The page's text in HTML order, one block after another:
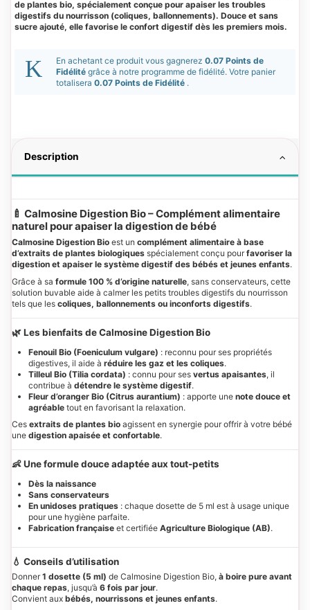
de plantes bio, spécialement conçue pour apaiser les troubles
digestifs du nourrisson (coliques, ballonnements). Douce et sans
sucre ajouté, elle favorise le confort digestif dès les premiers mois.
En achetant ce produit vous gagnerez 0.07 Points de
Fidélité grâce à notre programme de fidélité. Votre panier
totalisera 0.07 Points de Fidélité .
Description
🍼 Calmosine Digestion Bio – Complément alimentaire
naturel pour apaiser la digestion de bébé
Calmosine Digestion Bio est un complément alimentaire à base
d’extraits de plantes biologiques spécialement conçu pourfavoriser la
digestion et apaiser le système digestif des bébés et jeunes enfants.
Grâce à sa formule 100 % d’origine naturelle, sans conservateurs, cette
solution buvable aide à calmer les petits troubles digestifs du nourrisson
tels que les coliques, ballonnements ou inconforts digestifs.
🌿 Les bienfaits de Calmosine Digestion Bio
Fenouil Bio (Foeniculum vulgare) : reconnu pour ses propriétés
digestives, il aide à réduire les gaz et les coliques.
Tilleul Bio (Tilia cordata) : connu pour ses vertus apaisantes, il
contribue à détendre le système digestif.
Fleur d’oranger Bio (Citrus aurantium) : apporte une note douce et
agréable tout en favorisant la relaxation.
Ces extraits de plantes bio agissent en synergie pour offrir à votre bébé
une digestion apaisée et confortable.
👶 Une formule douce adaptée aux tout-petits
Dès la naissance
Sans conservateurs
En unidoses pratiques : chaque dosette de 5 ml est à usage unique
pour une hygiène parfaite.
Fabrication française et certifiée Agriculture Biologique (AB).
💧 Conseils d’utilisation
Donner1 dosette (5 ml) de Calmosine Digestion Bio, à boire pure avant
chaque repas, jusqu’à 6 fois par jour.
Convient aux bébés, nourrissons et jeunes enfants.